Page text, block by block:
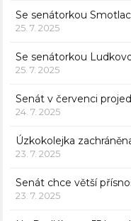
Se senátorkou
25. 7. 2025
Se senátorkou
25. 7. 2025
Senát v červenci
24. 7. 2025
Úzkokolejka
23. 7. 2025
Senát chce větší
23. 7. 2025